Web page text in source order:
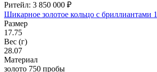
Ритейл: 3 850 000 ₽
Шикарное золотое кольцо с бриллиантами
Размер
17.75
Вес (г)
28.07
Материал
золото 750 пробы